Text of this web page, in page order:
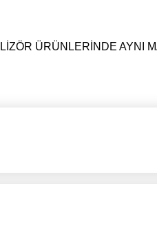
ÜRÜNLERİNDE AYNI